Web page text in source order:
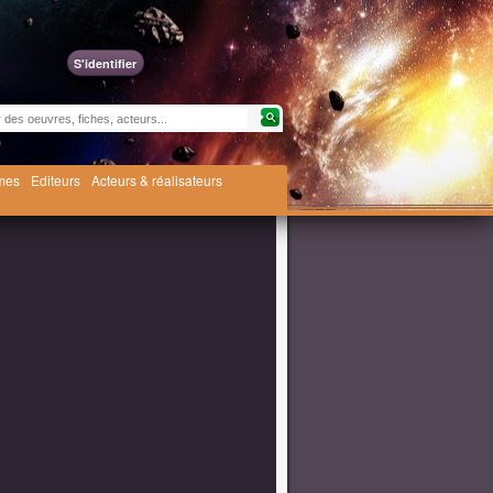
S'identifier
Editeurs Acteurs & réalisateurs